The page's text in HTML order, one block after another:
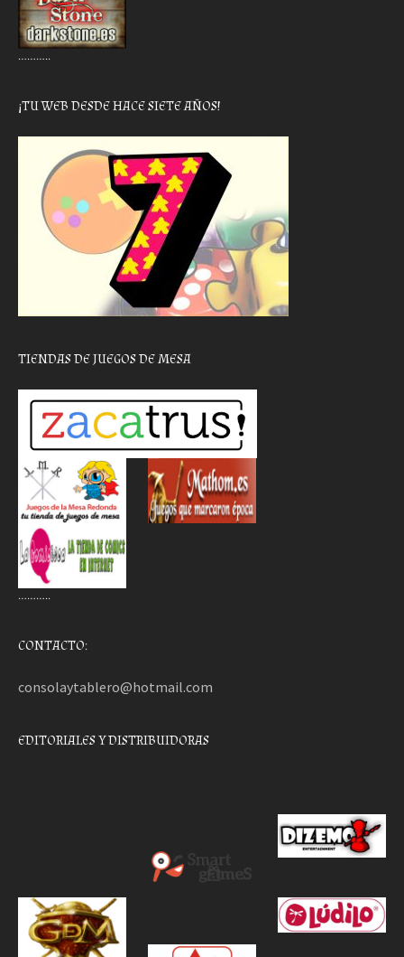
………..
¡TU WEB DESDE HACE SIETE AÑOS!
TIENDAS DE JUEGOS DE MESA
………..
CONTACTO:
consolaytablero@hotmail.com
EDITORIALES Y DISTRIBUIDORAS